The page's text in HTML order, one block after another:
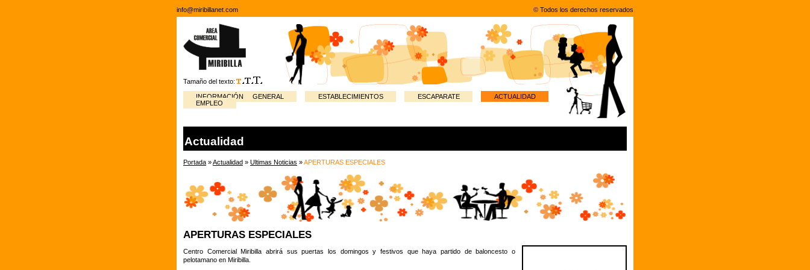
info@miribillanet.com © Todos los derechos reservados
Tamaño del texto:
INFORMACIÓN GENERAL ESTABLECIMIENTOS ESCAPARATE
ACTUALIDAD
EMPLEO
Actualidad
Portada »Actualidad » Ultimas Noticias »APERTURAS ESPECIALES
APERTURAS ESPECIALES
Centro Comercial Miribilla abrirá sus puertas los domingos y festivos que haya partido de baloncesto o
pelotamano en Miribilla.